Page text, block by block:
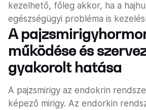
kezelhető, főleg akkor, ha a
egészségügyi probléma is
A
működése és
gyakorolt hatása
A pajzsmirigy az endokrin
képező mirigy. Az endorkin